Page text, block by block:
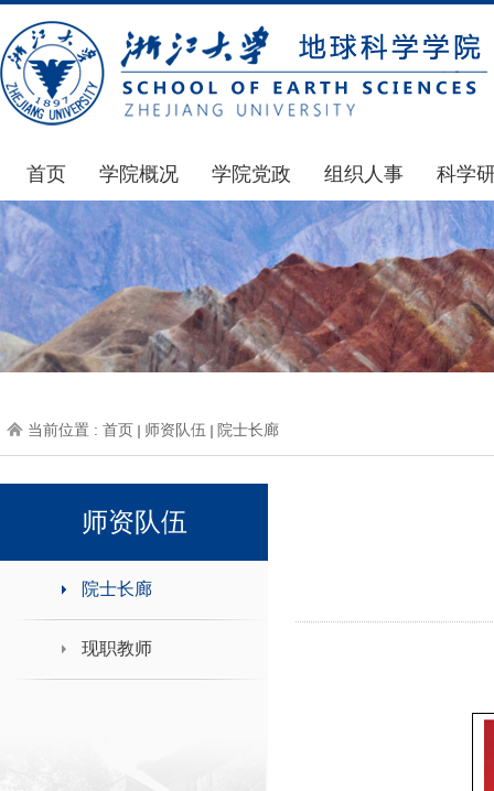
首页 学院概况
学院简介
发展简史
组织机构
师资力量
学院党政
通知公告
学院发文
党委会议纪要
党政联席会议纪要
人力资源会议纪要
办事指南
组织人事
通知公告
博士后管理
人才招聘
年度考核
下载专区
科学
国家
科研
通知
科研
地科
当前位置 : 首页 师资队伍 院士长廊
师资队伍
院士长廊
现职教师